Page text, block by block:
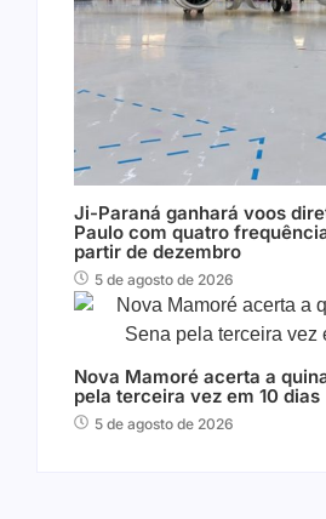
Ji-Paraná ganhará voos
Paulo com quatro
partir de dezembro
5 de agosto de 2026
Nova Mamoré acerta a
pela terceira vez em 10 dias
5 de agosto de 2026